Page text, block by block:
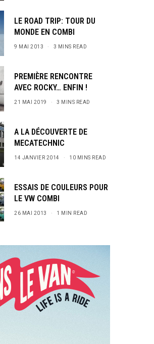
LE ROAD TRIP: TOUR DU
MONDE EN COMBI
9 MAI 2013 3 MINS READ
PREMIÈRE RENCONTRE
AVEC ROCKY… ENFIN !
21 MAI 2019 3 MINS READ
A LA DÉCOUVERTE DE
MECATECHNIC
14 JANVIER 2014 10 MINS READ
ESSAIS DE COULEURS POUR
LE VW COMBI
26 MAI 2013 1 MIN READ